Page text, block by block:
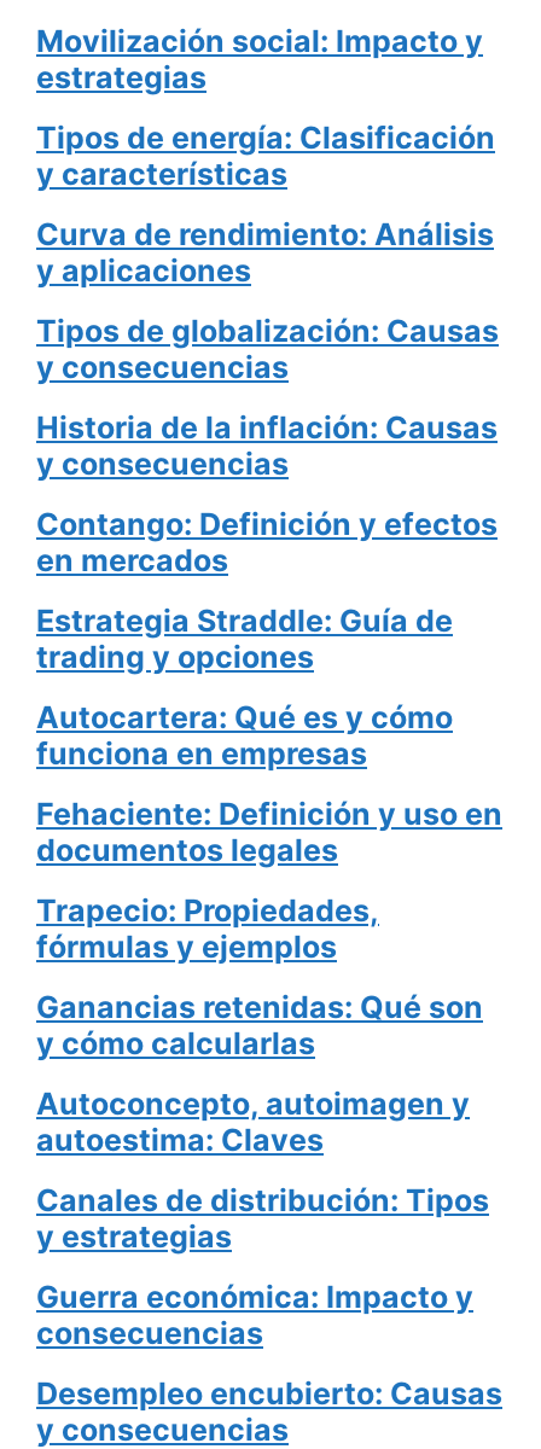
Movilización social: Impacto y
estrategias
Tipos de energía: Clasificación
y características
Curva de rendimiento: Análisis
y aplicaciones
Tipos de globalización: Causas
y consecuencias
Historia de la inflación: Causas
y consecuencias
Contango: Definición y efectos
en mercados
Estrategia Straddle: Guía de
trading y opciones
Autocartera: Qué es y cómo
funciona en empresas
Fehaciente: Definición y uso en
documentos legales
Trapecio: Propiedades,
fórmulas y ejemplos
Ganancias retenidas: Qué son
y cómo calcularlas
Autoconcepto, autoimagen y
autoestima: Claves
Canales de distribución: Tipos
y estrategias
Guerra económica: Impacto y
consecuencias
Desempleo encubierto: Causas
y consecuencias